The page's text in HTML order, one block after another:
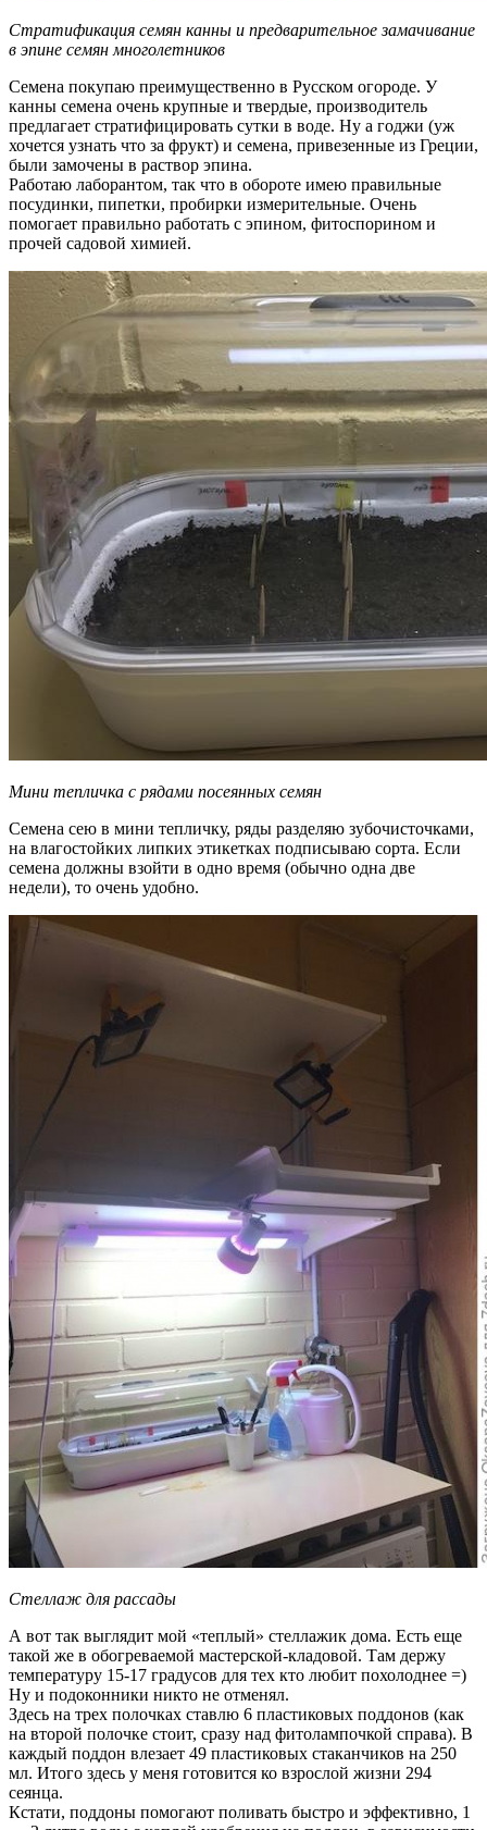
Стратификация семян канны и предварительное замачивание
в эпине семян многолетников
Семена покупаю преимущественно в Русском огороде. У
канны семена очень крупные и твердые, производитель
предлагает стратифицировать сутки в воде. Ну а годжи (уж
хочется узнать что за фрукт) и семена, привезенные из Греции,
были замочены в раствор эпина.
Работаю лаборантом, так что в обороте имею правильные
посудинки, пипетки, пробирки измерительные. Очень
помогает правильно работать с эпином, фитоспорином и
прочей садовой химией.
Мини тепличка с рядами посеянных семян
Семена сею в мини тепличку, ряды разделяю зубочисточками,
на влагостойких липких этикетках подписываю сорта. Если
семена должны взойти в одно время (обычно одна две
недели), то очень удобно.
Стеллаж для рассады
А вот так выглядит мой «теплый» стеллажик дома. Есть еще
такой же в обогреваемой мастерской-кладовой. Там держу
температуру 15-17 градусов для тех кто любит похолоднее =)
Ну и подоконники никто не отменял.
Здесь на трех полочках ставлю 6 пластиковых поддонов (как
на второй полочке стоит, сразу над фитолампочкой справа). В
каждый поддон влезает 49 пластиковых стаканчиков на 250
мл. Итого здесь у меня готовится ко взрослой жизни 294
сеянца.
Кстати, поддоны помогают поливать быстро и эффективно, 1